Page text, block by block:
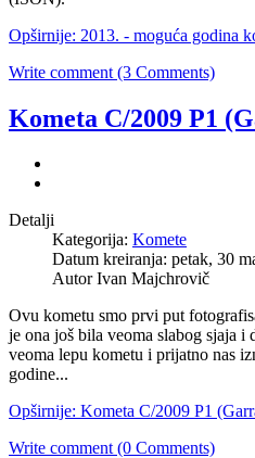
Opširnije: 2013. - moguća godina
Write comment (3 Comments)
Kometa C/2009 P1
Detalji
Kategorija: Komete
Datum kreiranja: petak, 30
Autor Ivan Majchrovič
Ovu kometu smo prvi put
je ona još bila veoma slabog sjaja i
veoma lepu kometu i prijatno nas
godine...
Opširnije: Kometa C/2009 P1
Write comment (0 Comments)